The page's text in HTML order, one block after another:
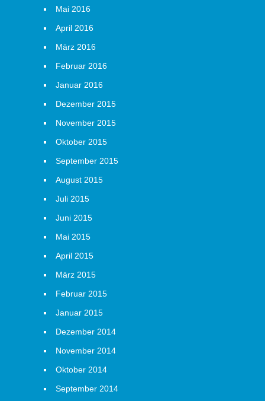
Mai 2016
April 2016
März 2016
Februar 2016
Januar 2016
Dezember 2015
November 2015
Oktober 2015
September 2015
August 2015
Juli 2015
Juni 2015
Mai 2015
April 2015
März 2015
Februar 2015
Januar 2015
Dezember 2014
November 2014
Oktober 2014
September 2014